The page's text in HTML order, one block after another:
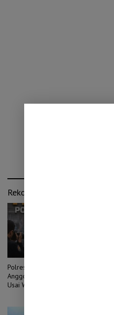
Rekomendasi untuk kamu
Polres Pasuruan Mutasi Tiga
Anggota Reskrim Polsek Beji
Usai WCN Tewas Saat